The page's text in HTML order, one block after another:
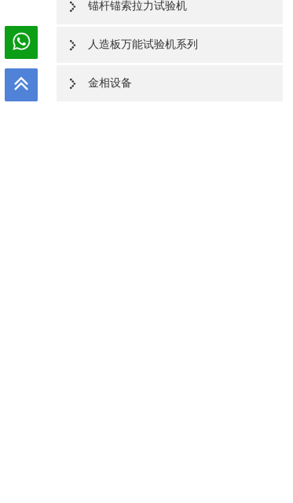
锚杆锚索拉力试验机
人造板万能试验机系列
金相设备